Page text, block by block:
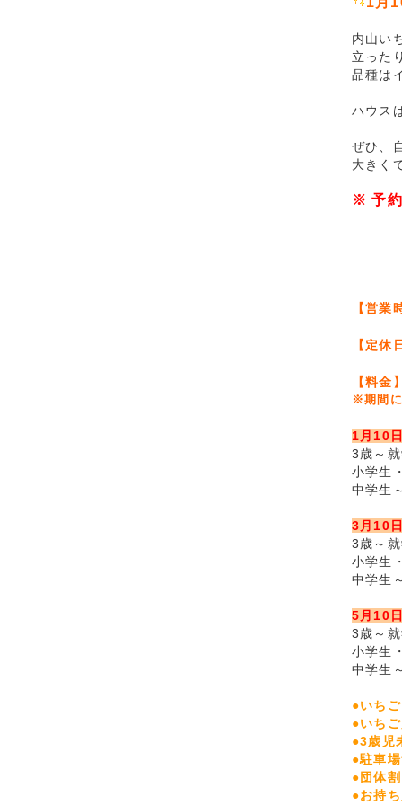
内山い
立った
品種は
ハウス
ぜひ、
大きく
※ 予約
【営業
【定休
【料金
※期間
1月10
3歳
小学
中学
3月10
3歳
小学
中学
5月10
3歳
小学
中学
●いち
●いち
●3歳児
●駐車
●団体
●お持